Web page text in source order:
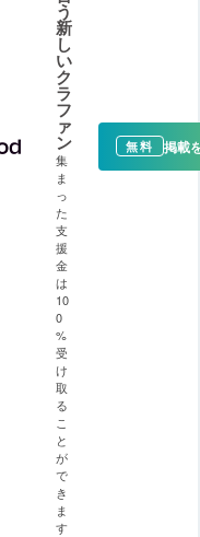
う
新
し
い
ク
ラ
フ
ァ
ン
集
ま
っ
た
支
援
金
は
10
0
%
受
け
取
る
こ
と
が
で
き
ま
す
無料 掲載